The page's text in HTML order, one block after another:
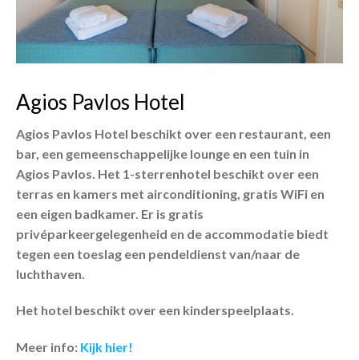
Agios Pavlos Hotel
Agios Pavlos Hotel beschikt over een restaurant, een
bar, een gemeenschappelijke lounge en een tuin in
Agios Pavlos. Het 1-sterrenhotel beschikt over een
terras en kamers met airconditioning, gratis WiFi en
een eigen badkamer. Er is gratis
privéparkeergelegenheid en de accommodatie biedt
tegen een toeslag een pendeldienst van/naar de
luchthaven.
Het hotel beschikt over een kinderspeelplaats.
Meer info: Kijk hier!